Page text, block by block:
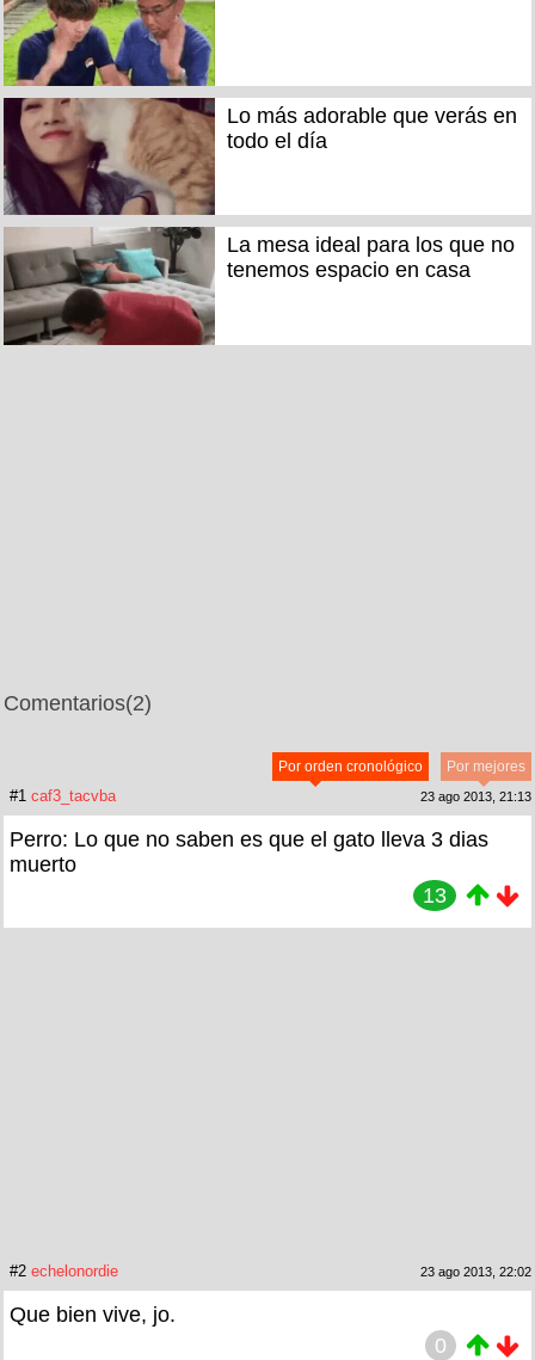
Lo más adorable que verás en
todo el día
La mesa ideal para los que no
tenemos espacio en casa
Comentarios(2)
Por mejores
Por orden cronológico
#1 caf3_tacvba 23 ago 2013, 21:13
Perro: Lo que no saben es que el gato lleva 3 dias
muerto
13
#2 echelonordie 23 ago 2013, 22:02
Que bien vive, jo.
0